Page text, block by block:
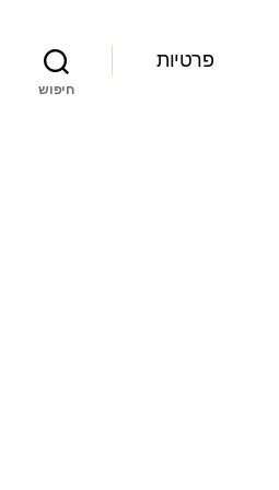
פרטיות
חיפוש